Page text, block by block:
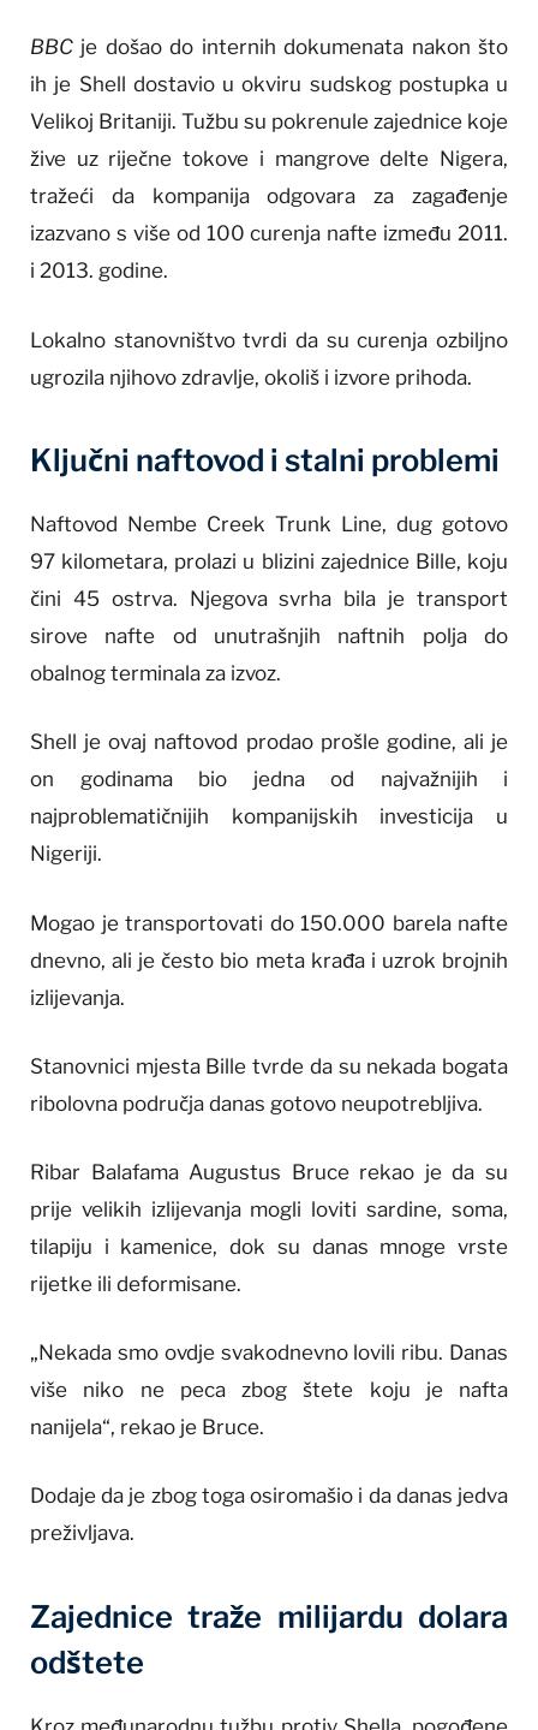
BBC je došao do internih dokumenata nakon što
ih je Shell dostavio u okviru sudskog postupka u
Velikoj Britaniji. Tužbu su pokrenule zajednice koje
žive uz riječne tokove i mangrove delte Nigera,
tražeći da kompanija odgovara za zagađenje
izazvano s više od 100 curenja nafte između 2011.
i 2013. godine.
Lokalno stanovništvo tvrdi da su curenja ozbiljno
ugrozila njihovo zdravlje, okoliš i izvore prihoda.
Ključni naftovod i stalni problemi
Naftovod Nembe Creek Trunk Line, dug gotovo
97 kilometara, prolazi u blizini zajednice Bille, koju
čini 45 ostrva. Njegova svrha bila je transport
sirove nafte od unutrašnjih naftnih polja do
obalnog terminala za izvoz.
Shell je ovaj naftovod prodao prošle godine, ali je
on godinama bio jedna od najvažnijih i
najproblematičnijih kompanijskih investicija u
Nigeriji.
Mogao je transportovati do 150.000 barela nafte
dnevno, ali je često bio meta krađa i uzrok brojnih
izlijevanja.
Stanovnici mjesta Bille tvrde da su nekada bogata
ribolovna područja danas gotovo neupotrebljiva.
Ribar Balafama Augustus Bruce rekao je da su
prije velikih izlijevanja mogli loviti sardine, soma,
tilapiju i kamenice, dok su danas mnoge vrste
rijetke ili deformisane.
„Nekada smo ovdje svakodnevno lovili ribu. Danas
više niko ne peca zbog štete koju je nafta
nanijela“, rekao je Bruce.
Dodaje da je zbog toga osiromašio i da danas jedva
preživljava.
Zajednice traže milijardu dolara
odštete